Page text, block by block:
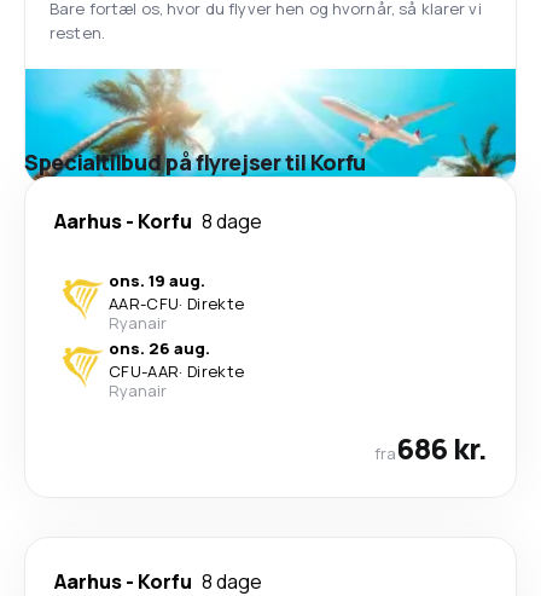
Bare fortæl os, hvor du flyver hen og hvornår, så klarer vi
resten.
Specialtilbud på flyrejser til Korfu
Aarhus- Korfu 8 dage
ons. 19 aug.
AAR-CFU· Direkte
Ryanair
ons. 26 aug.
CFU-AAR· Direkte
Ryanair
fra686 kr.
Aarhus- Korfu 8 dage